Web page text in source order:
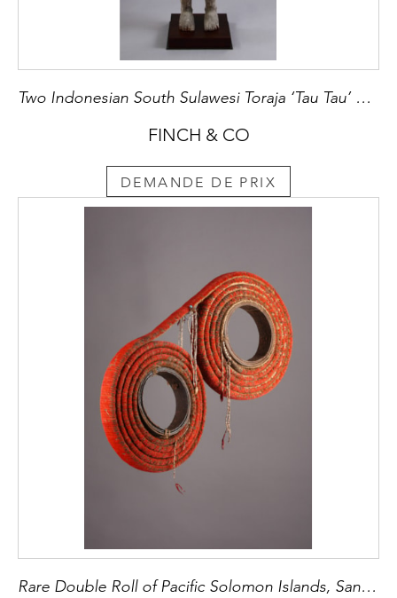
Two Indonesian South Sulawesi Toraja ‘Tau Tau’ Carved ‘Nangka’ Fruit Wood Male Ancestor Figures
FINCH & CO
DEMANDE DE PRIX
Rare Double Roll of Pacific Solomon Islands, Santa Cruz, Red Feather Currency, ‘Tevau’